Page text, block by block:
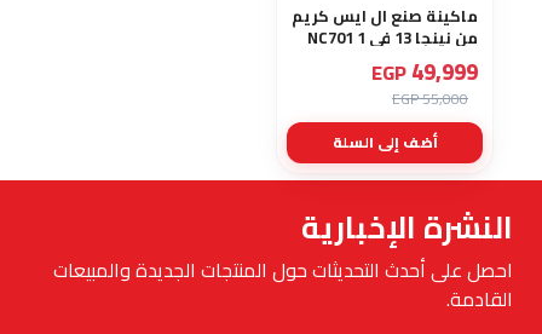
ماكينة صنع ال ايس كريم
من نينجا 13 في 1 NC701
49,999
EGP
55,000 EGP
أضف إلى السلة
النشرة الإخبارية
احصل على أحدث التحديثات حول المنتجات الجديدة والمبيعات
القادمة.